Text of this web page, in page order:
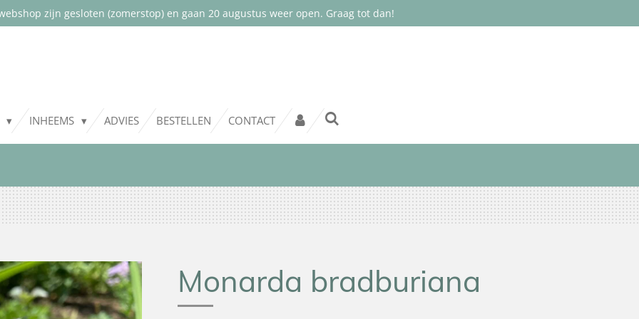
zijn gesloten (zomerstop) en gaan 20 augustus weer open. Graag tot dan!
INHEEMS ADVIES BESTELLEN CONTACT
Monarda bradburiana